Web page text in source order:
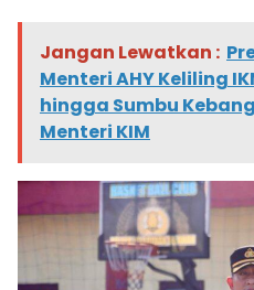
Jangan Lewatkan :
Menteri AHY Keliling
hingga Sumbu
Menteri KIM